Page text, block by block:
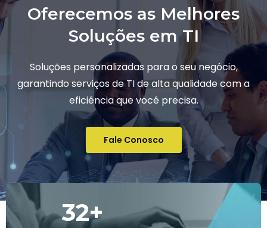
Oferecemos as Melhores
Soluções em TI
Soluções personalizadas para o seu negócio,
garantindo serviços de TI de alta qualidade com a
eficiência que você precisa.
Fale Conosco
32+